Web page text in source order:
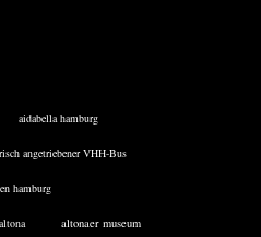
aidabella hamburg
angetriebener VHH-Bus
hamburg
altona altonaer museum